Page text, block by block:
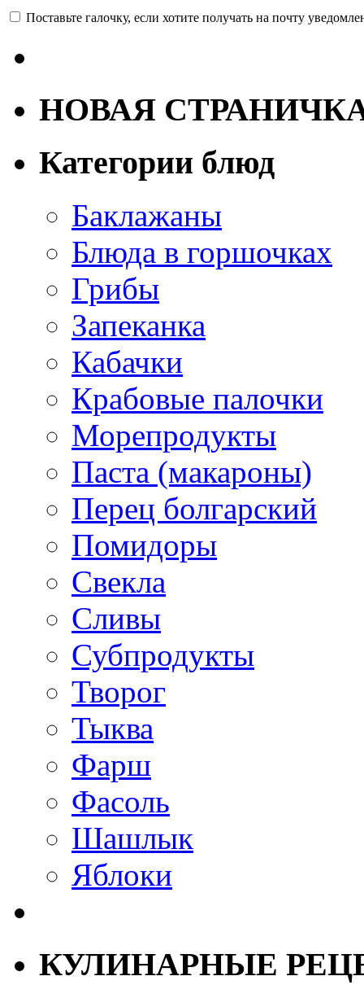
Поставьте галочку, если хотите получать на почту
НОВАЯ
Категории блюд
Баклажаны
Блюда в горшочках
Грибы
Запеканка
Кабачки
Крабовые палочки
Морепродукты
Паста (макароны)
Перец болгарский
Помидоры
Свекла
Сливы
Субпродукты
Творог
Тыква
Фарш
Фасоль
Шашлык
Яблоки
КУЛИНАРНЫЕ